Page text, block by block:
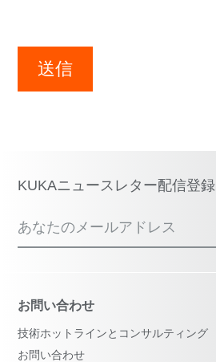
送信
KUKAニュースレター配信登録
あなたのメールアドレス
お問い合わせ
技術ホットラインとコンサルティング
お問い合わせ